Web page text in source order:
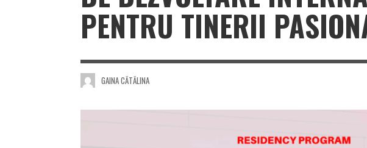
PENTRU TINERII
GAINA CĂTĂLINA